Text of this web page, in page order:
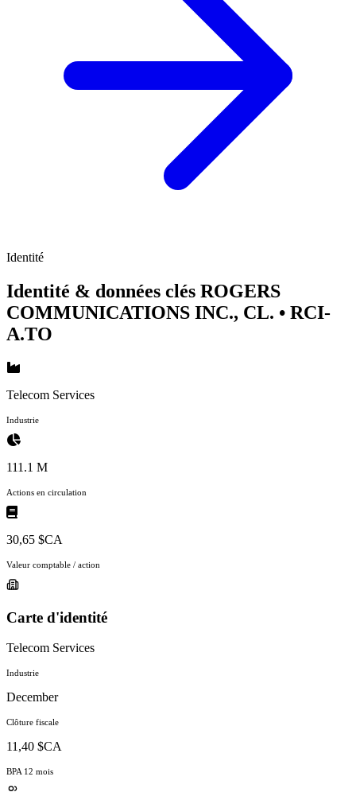
Identité
Identité & données clés ROGERS
COMMUNICATIONS INC., CL. • RCI-
A.TO
Telecom Services
Industrie
111.1 M
Actions en circulation
30,65 $CA
Valeur comptable / action
Carte d'identité
Telecom Services
Industrie
December
Clôture fiscale
11,40 $CA
BPA 12 mois